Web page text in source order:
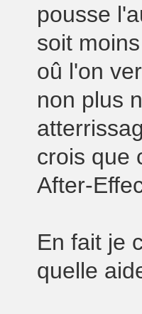
pousse
soit
oû l'on
non plus
crois que
After-
En fait je
quelle